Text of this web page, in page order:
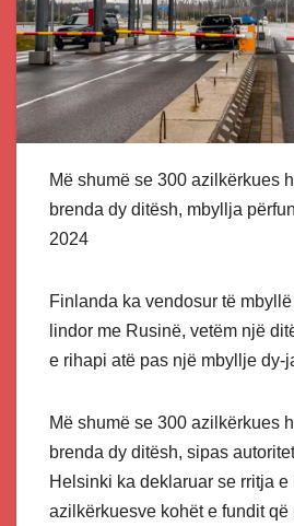
Më shumë se 300 azilkërkues
brenda dy ditësh, mbyllja
2024
Finlanda ka vendosur të
lindor me Rusinë, vetëm një
e rihapi atë pas një mbyllje dy-
Më shumë se 300 azilkërkues
brenda dy ditësh, sipas
Helsinki ka deklaruar se rritja e
azilkërkuesve kohët e fundit që